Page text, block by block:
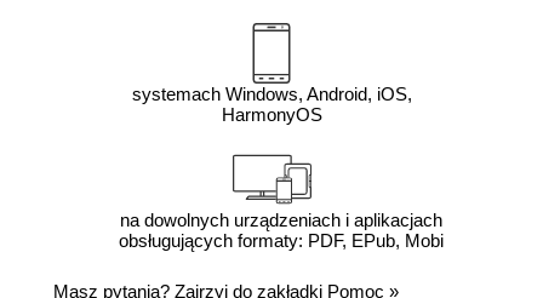
systemach Windows, Android, iOS,
HarmonyOS
na dowolnych urządzeniach i aplikacjach
obsługujących formaty: PDF, EPub, Mobi
Masz pytania? Zajrzyj do zakładki Pomoc »